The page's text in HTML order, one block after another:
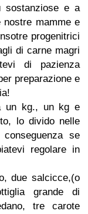
sostanziose e a
mamme e
progenitrici
di carne magri
di pazienza
preparazione e
un kg., un kg e
lo divido nelle
se
regolare in
due salcicce,(o
grande di
tre carote